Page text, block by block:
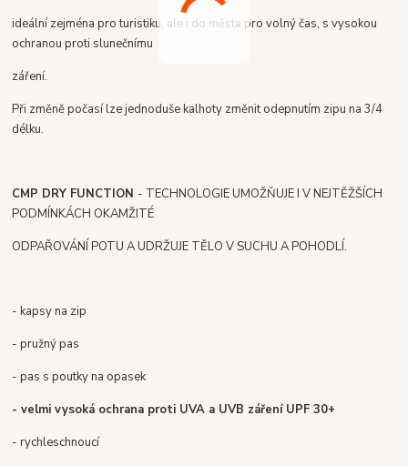
ideální zejména pro turistiku, ale i do města pro volný čas, s vysokou
ochranou proti slunečnímu
záření.
Při změně počasí lze jednoduše kalhoty změnit odepnutím zipu na 3/4
délku.
CMP DRY FUNCTION - TECHNOLOGIE UMOŽŇUJE I V NEJTĚŽŠÍCH
PODMÍNKÁCH OKAMŽITÉ
ODPAŘOVÁNÍ POTU A UDRŽUJE TĚLO V SUCHU A POHODLÍ.
- kapsy na zip
- pružný pas
- pas s poutky na opasek
- velmi vysoká ochrana proti UVA a UVB záření UPF 30+
- rychleschnoucí